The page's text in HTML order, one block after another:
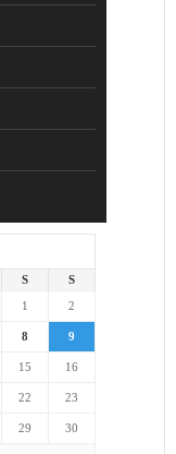
S
S
1
2
8 9
15 16
22 23
29 30